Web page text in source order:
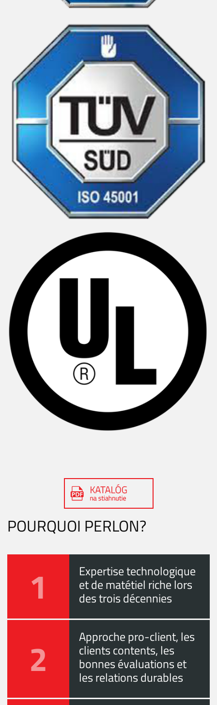
POURQUOI PERLON?
1 Expertise technologique
et de matétiel riche lors
des trois décennies
2 Approche pro-client, les
clients contents, les
bonnes évaluations et
les relations durables